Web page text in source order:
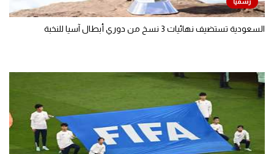
السعودية تستضيف نهائيات 3 نسخ من دوري أبطال آسيا للنخبة